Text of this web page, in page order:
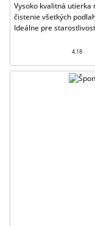
Vysoko kvalitná utierka
čistenie všetkých
Ideálne pre
4.18